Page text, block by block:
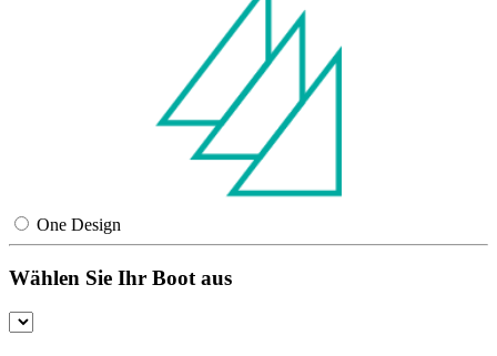
One Design
Wählen Sie Ihr Boot aus